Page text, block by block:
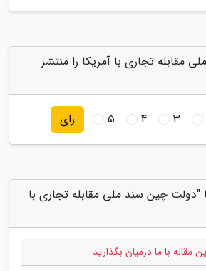
مقابله تجاری با آمریکا را منتشر
3
4
5 رای
"دولت چین سند ملی مقابله تجاری با
مقاله با ما درمیان بگذارید